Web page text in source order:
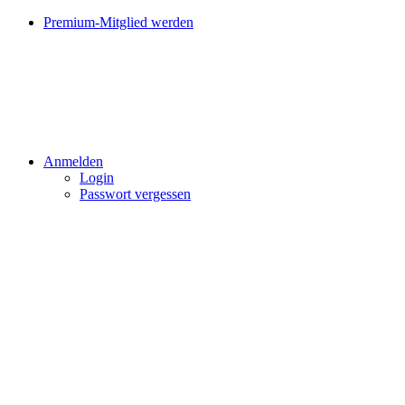
Premium-Mitglied werden
Anmelden
Login
Passwort vergessen